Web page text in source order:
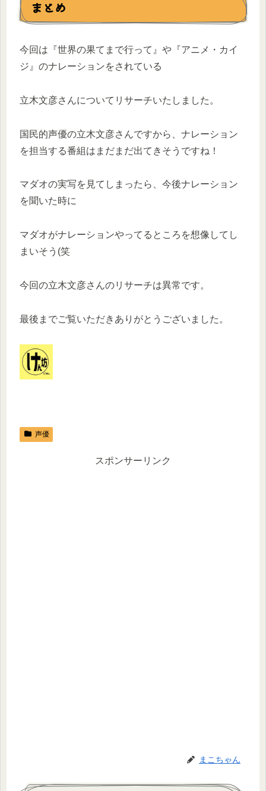
まとめ
今回は『世界の果てまで行って』や『アニメ・カイ
ジ』のナレーションをされている
立木文彦さんについてリサーチいたしました。
国民的声優の立木文彦さんですから、ナレーション
を担当する番組はまだまだ出てきそうですね！
マダオの実写を見てしまったら、今後ナレーション
を聞いた時に
マダオがナレーションやってるところを想像してし
まいそう(笑
今回の立木文彦さんのリサーチは異常です。
最後までご覧いただきありがとうございました。
声優
スポンサーリンク
まこちゃん